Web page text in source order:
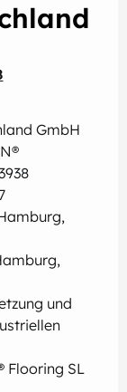
GmbH
und
Flooring SL